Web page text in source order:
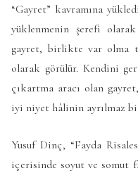
“Gayret” kavramına
yüklenmenin şerefi olarak
gayret, birlikte var olma
olarak görülür. Kendini
çıkartma aracı olan
iyi niyet hâlinin ayrılmaz
Yusuf Dinç, “Fayda
içerisinde soyut ve somut